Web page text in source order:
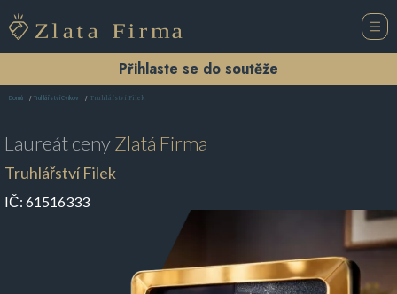
Přihlaste se do soutěže
Domů Truhlářství Cvikov Truhlářství Filek
Laureát cenyZlatá Firma
Truhlářství Filek
IČ: 61516333